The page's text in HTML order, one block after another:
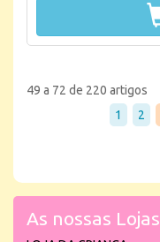
49 a 72 de 220 artigos
1
2
As nossas Lojas